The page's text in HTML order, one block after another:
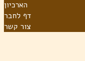
הארכיון
דף לחבר
צור קשר